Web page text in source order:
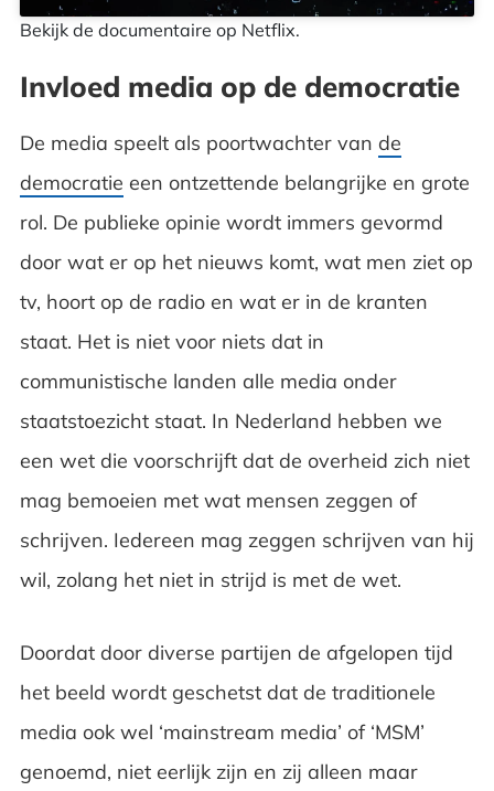
Bekijk de documentaire op Netflix.
Invloed media op de democratie
De media speelt als poortwachter van de
democratie een ontzettende belangrijke en grote
rol. De publieke opinie wordt immers gevormd
door wat er op het nieuws komt, wat men ziet op
tv, hoort op de radio en wat er in de kranten
staat. Het is niet voor niets dat in
communistische landen alle media onder
staatstoezicht staat. In Nederland hebben we
een wet die voorschrijft dat de overheid zich niet
mag bemoeien met wat mensen zeggen of
schrijven. Iedereen mag zeggen schrijven van hij
wil, zolang het niet in strijd is met de wet.
Doordat door diverse partijen de afgelopen tijd
het beeld wordt geschetst dat de traditionele
media ook wel ‘mainstream media’ of ‘MSM’
genoemd, niet eerlijk zijn en zij alleen maar